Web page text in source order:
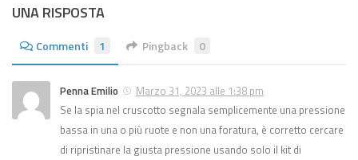
UNA RISPOSTA
Commenti 1 Pingback 0
Penna Emilio
Marzo 31, 2023 alle 1:38 pm
Se la spia nel cruscotto segnala semplicemente una pressione
bassa in una o più ruote e non una foratura, è corretto cercare
di ripristinare la giusta pressione usando solo il kit di